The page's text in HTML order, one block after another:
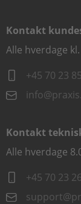
Kontakt
Alle hverdage
+45 70 23
Kontakt
Alle hverdage
+45 70 23